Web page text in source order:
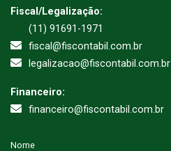
Fiscal/Legalização:
(11) 91691-1971
fiscal@fiscontabil.com.br
legalizacao@fiscontabil.com.br
Financeiro:
financeiro@fiscontabil.com.br
Nome